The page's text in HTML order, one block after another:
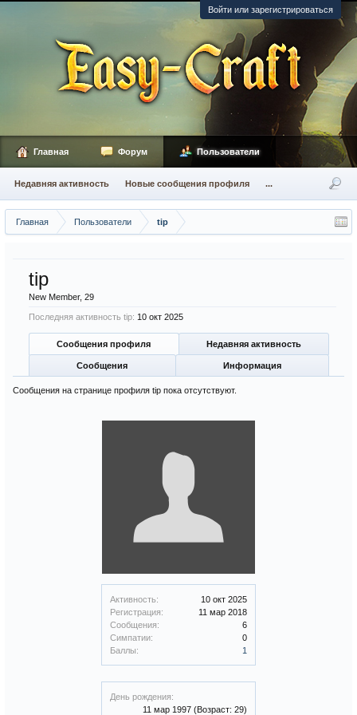
Войти или зарегистрироваться
Главная Пользователи tip
Активность:
10 окт 2025
Регистрация:
11 мар 2018
Сообщения:
6
Симпатии:
0
Баллы:
1
День рождения:
11 мар 1997 (Возраст: 29)
tip
New Member, 29
Последняя активность tip: 10 окт 2025
Сообщения профиля Недавняя активность
Сообщения Информация
Сообщения на странице профиля tip пока отсутствуют.
Главная Форум Пользователи
Недавняя активность Новые сообщения профиля ...